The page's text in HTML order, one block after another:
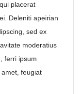
placerat
Deleniti apeirian
sed ex
moderatius
ferri ipsum
feugiat